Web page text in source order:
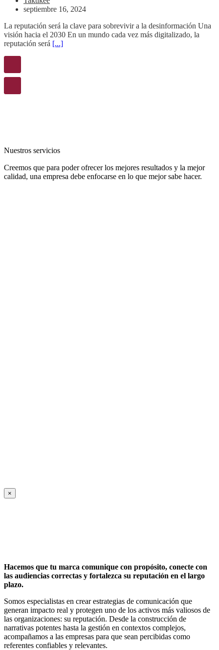
septiembre 16, 2024
La reputación será la clave para sobrevivir a la desinformación Una
visión hacia el 2030 En un mundo cada vez más digitalizado, la
reputación será [...]
Nuestros servicios
Creemos que para poder ofrecer los mejores resultados y la mejor
calidad, una empresa debe enfocarse en lo que mejor sabe hacer.
×
Hacemos que tu marca comunique con propósito, conecte con
las audiencias correctas y fortalezca su reputación en el largo
plazo.
Somos especialistas en crear estrategias de comunicación que
generan impacto real y protegen uno de los activos más valiosos de
las organizaciones: su reputación. Desde la construcción de
narrativas potentes hasta la gestión en contextos complejos,
acompañamos a las empresas para que sean percibidas como
referentes confiables y relevantes.